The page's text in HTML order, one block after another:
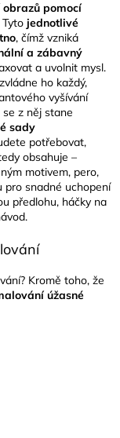
pomocí
jednotlivé
, čímž vzniká
a zábavný
a uvolnit mysl.
ho každý,
vyšívání
z něj stane
sady
potřebovat,
obsahuje –
motivem, pero,
pro snadné uchopení
předlohu, háčky na
Kromě toho, že
úžasné